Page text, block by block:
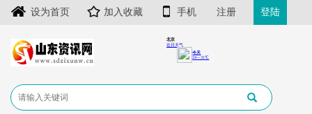
设为首页 加入收藏 手机 注册 登陆